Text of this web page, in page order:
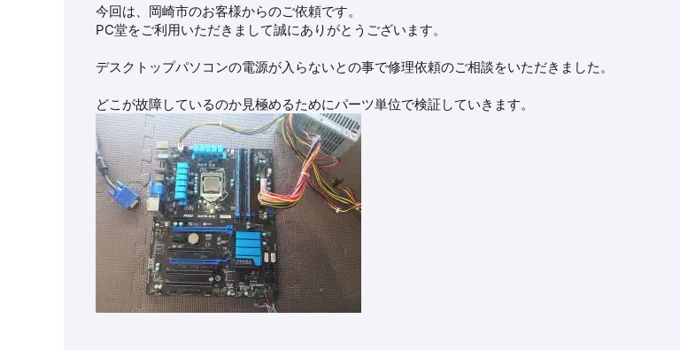
今回は、岡崎市のお客様からのご依頼です。
PC堂をご利用いただきまして誠にありがとうございます。
デスクトップパソコンの電源が入らないとの事で修理依頼のご相談をいただきました。
どこが故障しているのか見極めるためにパーツ単位で検証していきます。